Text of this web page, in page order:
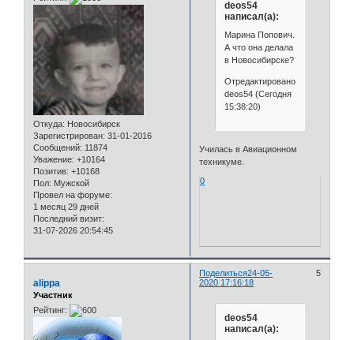
Откуда: Новосибирск
Зарегистрирован: 31-01-2016
Сообщений: 11874
Уважение: +10164
Позитив: +10168
Пол: Мужской
Провел на форуме:
1 месяц 29 дней
Последний визит:
31-07-2026 20:54:45
deos54
написал(а):
Марина Попович.
А что она делала
в Новосибирске?
Отредактировано
deos54 (Сегодня
15:38:20)
Училась в Авиационном
техникуме.
0
Поделиться 5
24-05-
2020 17:16:18
alippa
Участник
Рейтинг:
deos54
написал(а):